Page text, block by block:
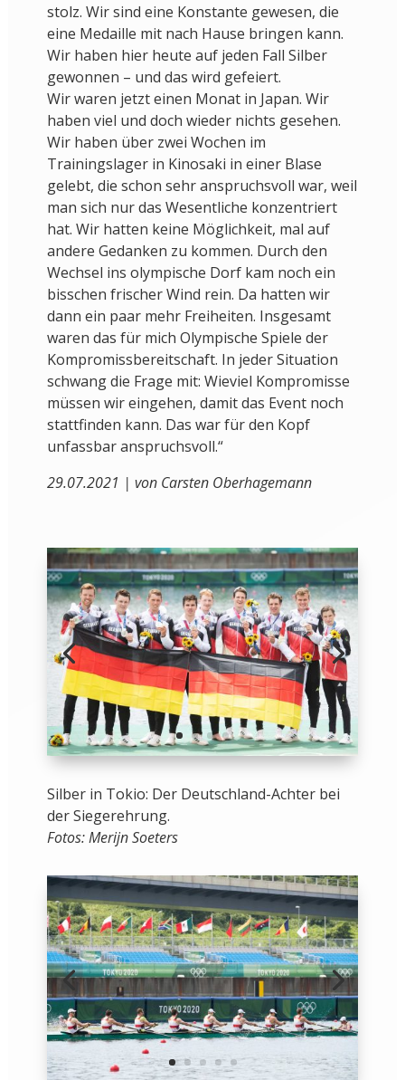
stolz. Wir sind eine Konstante gewesen, die
eine Medaille mit nach Hause bringen kann.
Wir haben hier heute auf jeden Fall Silber
gewonnen – und das wird gefeiert.
Wir waren jetzt einen Monat in Japan. Wir
haben viel und doch wieder nichts gesehen.
Wir haben über zwei Wochen im
Trainingslager in Kinosaki in einer Blase
gelebt, die schon sehr anspruchsvoll war, weil
man sich nur das Wesentliche konzentriert
hat. Wir hatten keine Möglichkeit, mal auf
andere Gedanken zu kommen. Durch den
Wechsel ins olympische Dorf kam noch ein
bisschen frischer Wind rein. Da hatten wir
dann ein paar mehr Freiheiten. Insgesamt
waren das für mich Olympische Spiele der
Kompromissbereitschaft. In jeder Situation
schwang die Frage mit: Wieviel Kompromisse
müssen wir eingehen, damit das Event noch
stattfinden kann. Das war für den Kopf
unfassbar anspruchsvoll.“
29.07.2021 | von Carsten Oberhagemann
Silber in Tokio: Der Deutschland-Achter bei
der Siegerehrung.
Fotos: Merijn Soeters